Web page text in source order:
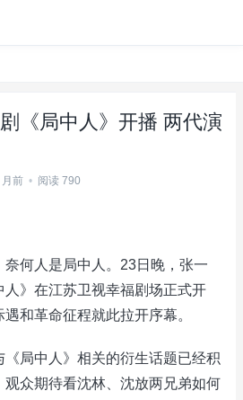
《局中人》开播 两代演
前 • 阅读 790
何人是局中人。23日晚，张一
人》在江苏卫视幸福剧场正式开
和革命征程就此拉开序幕。
局中人》相关的衍生话题已经积
众期待看沈林、沈放两兄弟如何